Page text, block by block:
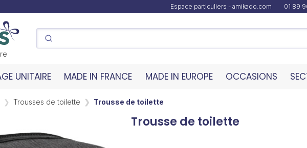
Espace particuliers - amikado.com 01 89
UNITAIRE MADE IN FRANCE MADE IN EUROPE OCCASIONS
Trousses de toilette Trousse de toilette
Trousse de toilette